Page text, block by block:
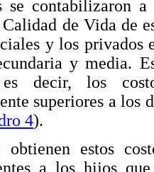
se contabilizaron
Calidad de Vida de
y los privados
y media.
es decir, los
superiores a los
4).
obtienen estos
a los hijos